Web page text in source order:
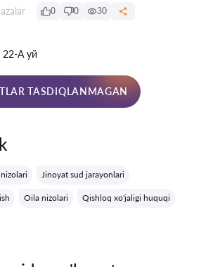
0 0 30
22-А уй
TASDIQLANMAGAN
Jinoyat sud jarayonlari
Oila nizolari Qishloq xo'jaligi huquqi